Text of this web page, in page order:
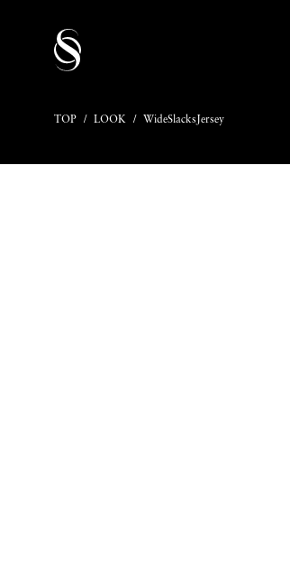
TOP / LOOK / WideSlacksJersey